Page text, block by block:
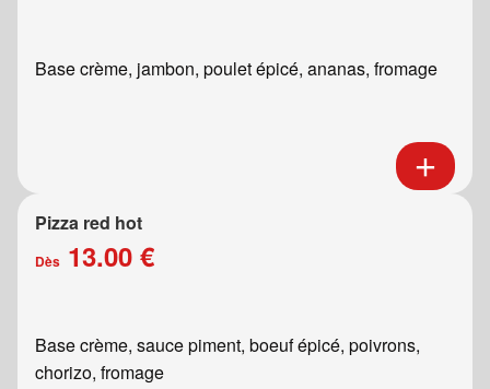
Base crème, jambon, poulet épicé, ananas, fromage
Pizza red hot
Dès 13.00 €
Base crème, sauce piment, boeuf épicé, poivrons,
chorizo, fromage